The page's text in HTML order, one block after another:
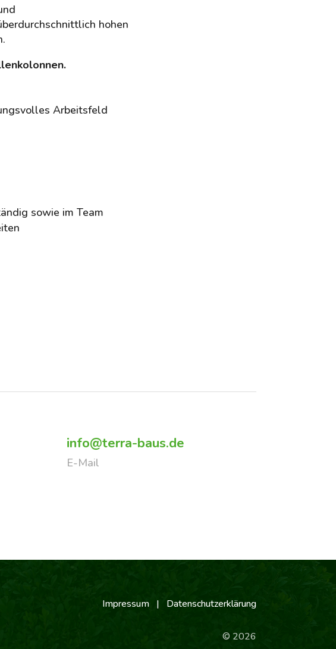
hohen
Arbeitsfeld
sowie im Team
info@terra-baus.de
E-Mail
Impressum| Datenschutzerklärung
© 2026